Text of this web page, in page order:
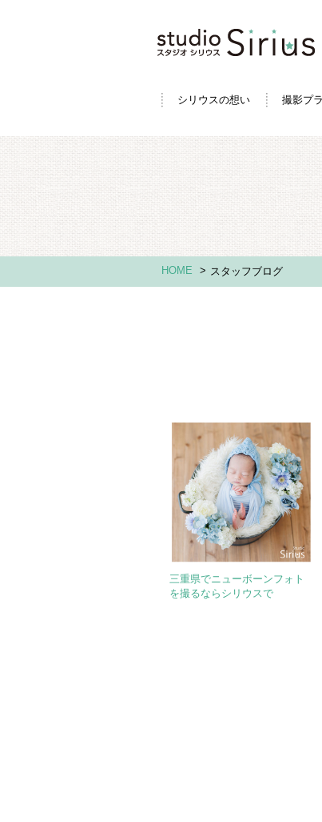
シリウスの想い 撮影プ
HOME > スタッフブログ
三重県でニューボーンフォト
を撮るならシリウスで